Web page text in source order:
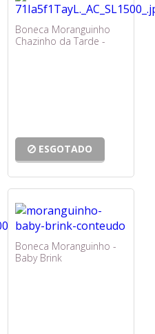
Boneca Moranguinho
Chazinho da Tarde -
ESGOTADO
Boneca Moranguinho -
Baby Brink